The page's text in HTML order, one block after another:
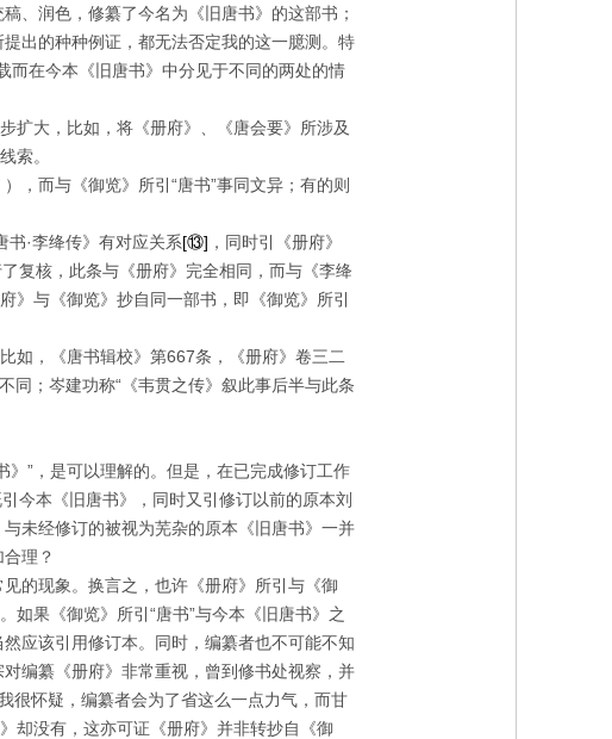
、润色，修纂了今名为《旧唐书》的这部书；
出的种种例证，都无法否定我的这一臆测。特
而在今本《旧唐书》中分见于不同的两处的情
扩大，比如，将《册府》、《唐会要》所涉及
索。
，而与《御览》所引“唐书”事同文异；有的则
·李绛传》有对应关系[⑬] ，同时引《册府》
复核，此条与《册府》完全相同，而与《李绛
》与《御览》抄自同一部书，即《御览》所引
如，《唐书辑校》第667条，《册府》 卷三二
同；岑建功称“《韦贯之传》叙此事后半与此条
”，是可以理解的。但是，在已完成修订工作
今本《旧唐书》，同时又引修订以前的原本刘
未经修订的被视为芜杂的原本《旧唐书》一并
理？
的现象。换言之，也许《册府》所引与《御
如果《御览》所引“唐书”与今本《旧唐书》之
应该引用修订本。同时，编纂者也不可能不知
编纂《册府》非常重视，曾到修书处视察，并
很怀疑，编纂者会为了省这么一点力气，而甘
却没有，这亦可证《册府》并非转抄自《御